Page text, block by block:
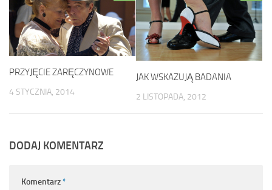
PRZYJĘCIE ZARĘCZYNOWE
4 STYCZNIA, 2014
JAK WSKAZUJĄ BADANIA
2 LISTOPADA, 2012
DODAJ KOMENTARZ
Komentarz*